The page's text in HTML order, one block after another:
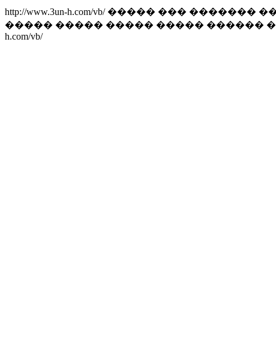
http://www.3un-h.com/vb/ ����� ��� �������
����� ����� ����� ����� ������
h.com/vb/